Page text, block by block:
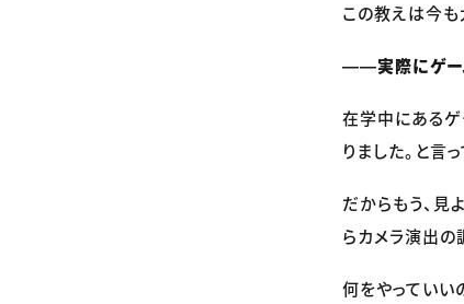
この教えは今も
――実際にゲー
在学中にあるゲ
りました。と言
だからもう、見
らカメラ演出の
何をやっていい